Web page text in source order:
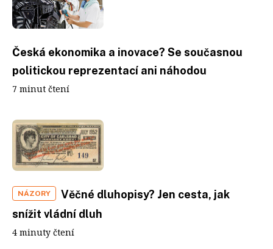
Česká ekonomika a inovace? Se současnou
politickou reprezentací ani náhodou
7 minut čtení
NÁZORY
Věčné dluhopisy? Jen cesta, jak
snížit vládní dluh
4 minuty čtení